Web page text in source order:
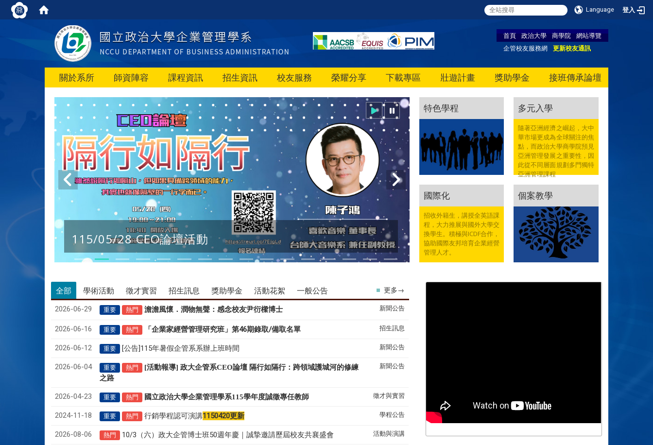
Language 登入
首頁 政治大學 商學院
網站導覽
企管校友服務網
更新校友通訊
關於系所 師資陣容 課程資訊 招生資訊 校友服務 榮耀分享 下載專區 壯遊計畫 獎助學金 接班傳承論壇
115/05/28 CEO論壇活動
特色學程 多元入學
隨著亞洲經濟之崛起，大中
華市場更成為全球關注的焦
點，而政治大學商學院預見
亞洲管理發展之重要性，因
此從不同層面規劃多門獨特
亞洲管理課程
國際化
招收外籍生，講授全英語課
程，大力推展與國外大學交
換學生。積極與ICDF合作，
協助國際友邦培育企業經營
管理人才。
個案教學
全部 學術活動 徵才實習 招生訊息 獎助學金 活動花絮 一般公告
2026-06-29 重要 熱門 澹澹風懷．潤物無聲： 感念校友尹衍樑博士 新聞公告
2026-06-16 重要 熱門 「企業家經營管理研究班」第46期錄取/備取名單 招生訊息
2026-06-12 重要 [公告]115年暑假企管系系辦上班時間 新聞公告
2026-06-04 重要 熱門
[活動報導] 政大企管系CEO論壇 隔行如隔行：跨領域護城河的修練
之路
新聞公告
2026-04-23 重要 熱門 國立政治大學企業管理學系115學年度誠徵專任教師 徵才與實習
2024-11-18 重要 熱門 行銷學程認可演講1150420更新 學程公告
2026-08-06 熱門 10/3（六）政大企管博士班50週年慶｜誠摯邀請歷屆校友共襄盛會 活動與演講
更多→